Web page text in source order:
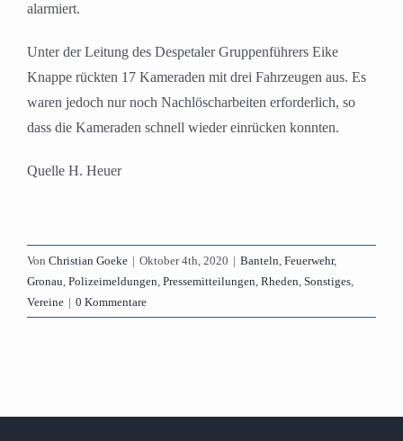
alarmiert.
Unter der Leitung des Despetaler Gruppenführers Eike
Knappe rückten 17 Kameraden mit drei Fahrzeugen aus. Es
waren jedoch nur noch Nachlöscharbeiten erforderlich, so
dass die Kameraden schnell wieder einrücken konnten.
Quelle H. Heuer
Von Christian Goeke | Oktober 4th, 2020 | Banteln, Feuerwehr,
Gronau, Polizeimeldungen, Pressemitteilungen, Rheden, Sonstiges,
Vereine | 0 Kommentare